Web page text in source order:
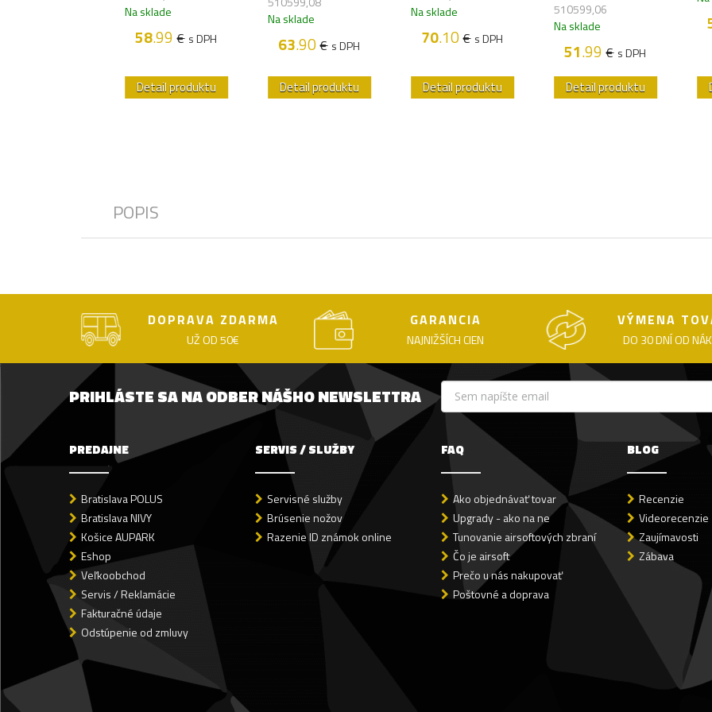
Na sklade
58.99€ s DPH
Detail produktu
Na sklade
63.90€ s DPH
Detail produktu
Na sklade
70.10€ s DPH
Detail produktu
510599,06
Na sklade
51.99€ s DPH
Detail produktu
POPIS
DOPRAVA ZDARMA
UŽ OD 50€
GARANCIA
NAJNIŽŠÍCH CIEN
VÝMENA
DO 30 DNÍ OD
PRIHLÁSTE SA NA ODBER NÁŠHO NEWSLETTRA
PREDAJNE
Bratislava POLUS
Bratislava NIVY
Košice AUPARK
Eshop
Veľkoobchod
Servis / Reklamácie
Fakturačné údaje
Odstúpenie od zmluvy
SERVIS / SLUŽBY
Servisné služby
Brúsenie nožov
Razenie ID známok online
FAQ
Ako objednávať tovar
Upgrady - ako na ne
Tunovanie airsoftových zbraní
Čo je airsoft
Prečo u nás nakupovať
Poštovné a doprava
BLOG
Recenzie
Videorecenzie
Zaujímavosti
Zábava